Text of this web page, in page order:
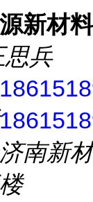
新材
思兵
济南新